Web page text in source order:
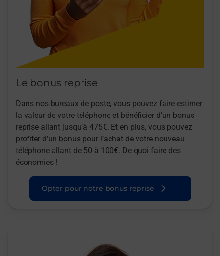
Le bonus reprise
Dans nos bureaux de poste, vous pouvez faire estimer
la valeur de votre téléphone et bénéficier d’un bonus
reprise allant jusqu’à 475€. Et en plus, vous pouvez
profiter d’un bonus pour l’achat de votre nouveau
téléphone allant de 50 à 100€. De quoi faire des
économies !
Opter pour notre bonus reprise